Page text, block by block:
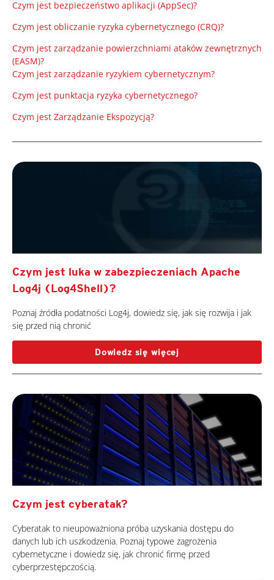
Czym jest bezpieczeństwo aplikacji (AppSec)?
Czym jest obliczanie ryzyka cybernetycznego (CRQ)?
Czym jest zarządzanie powierzchniami ataków zewnętrznych
(EASM)?
Czym jest zarządzanie ryzykiem cybernetycznym?
Czym jest punktacja ryzyka cybernetycznego?
Czym jest Zarządzanie Ekspozycją?
Czym jest luka w zabezpieczeniach Apache
Log4j (Log4Shell)?
Poznaj źródła podatności Log4j, dowiedz się, jak się rozwija i jak
się przed nią chronić
Dowiedz się więcej
Czym jest cyberatak?
Cyberatak to nieupoważniona próba uzyskania dostępu do
danych lub ich uszkodzenia. Poznaj typowe zagrożenia
cybernetyczne i dowiedz się, jak chronić firmę przed
cyberprzestępczością.